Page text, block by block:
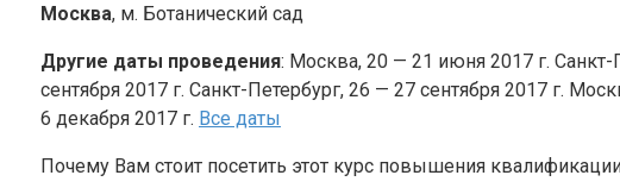
Москва, м. Ботанический сад
Другие даты проведения: Москва, 20 — 21 июня 2017 г.
сентября 2017 г. Санкт-Петербург, 26 — 27 сентября 2017 г.
6 декабря 2017 г. Все даты
Почему Вам стоит посетить этот курс повышения